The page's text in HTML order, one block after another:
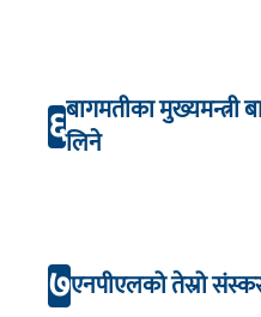
६बागमतीका मुख्यमन्त्री
लिने
७एनपीएलको तेस्रो